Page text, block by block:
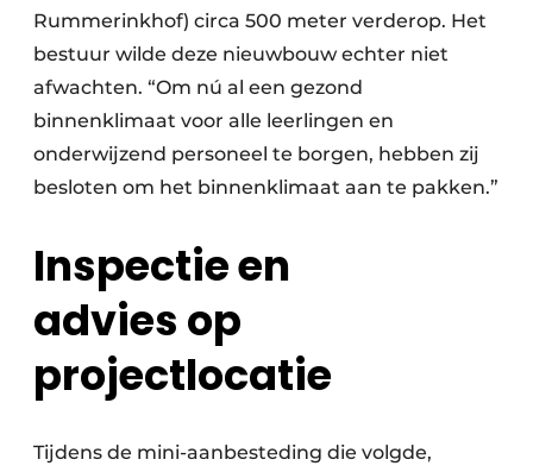
Rummerinkhof) circa 500 meter verderop. Het
bestuur wilde deze nieuwbouw echter niet
afwachten. “Om nú al een gezond
binnenklimaat voor alle leerlingen en
onderwijzend personeel te borgen, hebben zij
besloten om het binnenklimaat aan te pakken.”
Inspectie en
advies op
projectlocatie
Tijdens de mini-aanbesteding die volgde,